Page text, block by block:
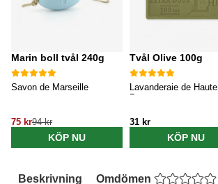
Marin boll tvål 240g
Savon de Marseille
75 kr94 kr
KÖP NU
Tvål Olive 100g
Lavanderaie de Haute
Provence
31 kr
KÖP NU
Beskrivning Omdömen